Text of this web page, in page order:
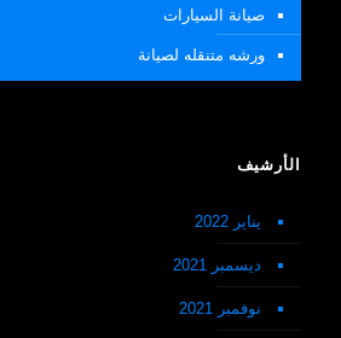
صيانة السيارات
ورشه متنقله لصيانة
الأرشيف
يناير 2022
ديسمبر 2021
نوفمبر 2021